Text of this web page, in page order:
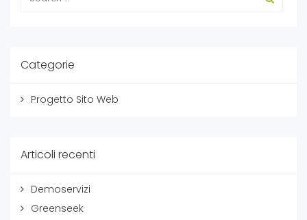
Categorie
Progetto Sito Web
Articoli recenti
Demoservizi
Greenseek